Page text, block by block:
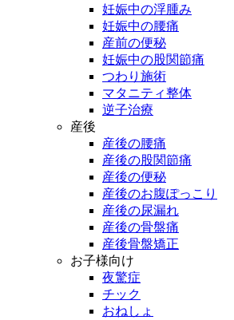
妊娠中の浮腫み
妊娠中の腰痛
産前の便秘
妊娠中の股関節痛
つわり施術
マタニティ整体
逆子治療
産後
産後の腰痛
産後の股関節痛
産後の便秘
産後のお腹ぽっこり
産後の尿漏れ
産後の骨盤痛
産後骨盤矯正
お子様向け
夜驚症
チック
おねしょ